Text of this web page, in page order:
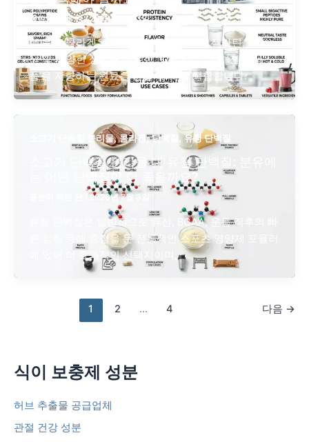
글쓴이 워렌 완/2026년 7월 3일
뼈 육수 콜라겐은 브랜드가 콜라겐 유래 젤라틴, 아미노
산 및 다양한 성분을 함유한, 감칠맛이 나고 ‘전체 식
품’을 지향하는 원료를 원할 때 가장 적합합니다.
소고기 단백질 분리물,콜라겐 ,단백질 ,유청 단백질
소고기 단백질 분리물 대 유청 단백질: 분유에
는 어떤 단백질이 더 좋을까요?
2026년 7월 3일
유청 단백질은 일반적으로 류신, BCAA, 운동 직후의 빠
른 섭취 등에 중점을 둔 전통적인 스포츠 영양제 포뮬러
에 있어 더 효과적인 선택지이며,
1 2 ... 4 다음 →
식이 보충제 성분
허브 추출물 공급업체
관절 건강 성분